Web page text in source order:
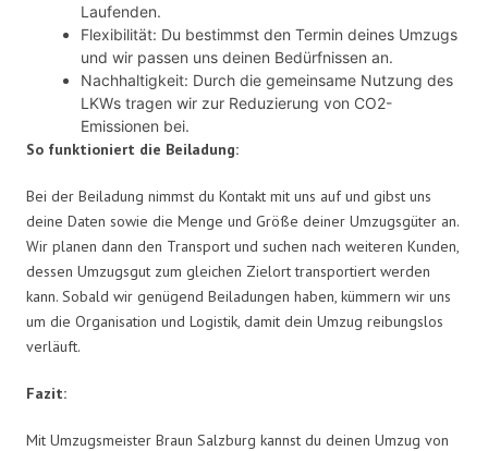
Laufenden.
Flexibilität: Du bestimmst den Termin deines Umzugs
und wir passen uns deinen Bedürfnissen an.
Nachhaltigkeit: Durch die gemeinsame Nutzung des
LKWs tragen wir zur Reduzierung von CO2-
Emissionen bei.
So funktioniert die Beiladung:
Bei der Beiladung nimmst du Kontakt mit uns auf und gibst uns
deine Daten sowie die Menge und Größe deiner Umzugsgüter an.
Wir planen dann den Transport und suchen nach weiteren Kunden,
dessen Umzugsgut zum gleichen Zielort transportiert werden
kann. Sobald wir genügend Beiladungen haben, kümmern wir uns
um die Organisation und Logistik, damit dein Umzug reibungslos
verläuft.
Fazit:
Mit Umzugsmeister Braun Salzburg kannst du deinen Umzug von